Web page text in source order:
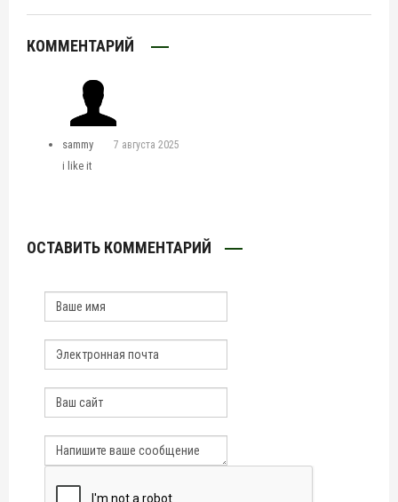
КОММЕНТАРИЙ
sammy 7 августа 2025
i like it
ОСТАВИТЬ КОММЕНТАРИЙ